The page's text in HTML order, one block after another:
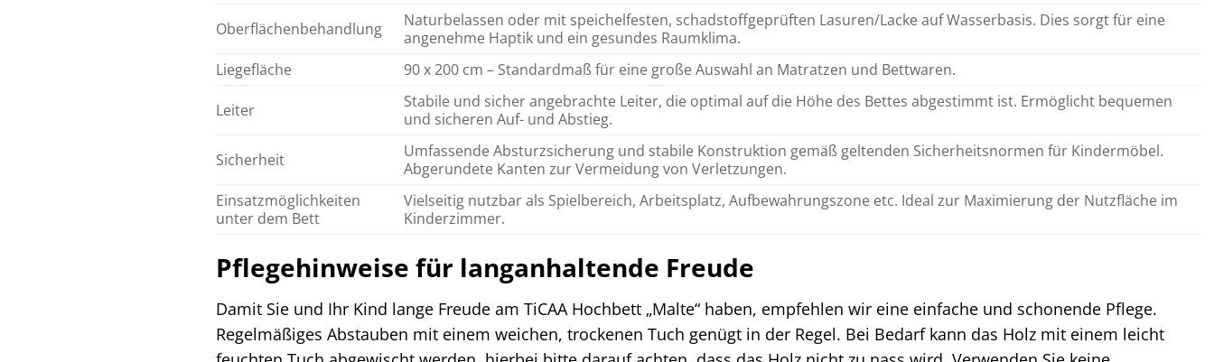
Oberflächenbehandlung
Naturbelassen oder mit speichelfesten, schadstoffgeprüften Lasuren/Lacke auf Wasserbasis. Dies sorgt für eine
angenehme Haptik und ein gesundes Raumklima.
Liegefläche
90 x 200 cm – Standardmaß für eine große Auswahl an Matratzen und Bettwaren.
Leiter
Stabile und sicher angebrachte Leiter, die optimal auf die Höhe des Bettes abgestimmt ist. Ermöglicht bequemen
und sicheren Auf- und Abstieg.
Sicherheit
Umfassende Absturzsicherung und stabile Konstruktion gemäß geltenden Sicherheitsnormen für Kindermöbel.
Abgerundete Kanten zur Vermeidung von Verletzungen.
Einsatzmöglichkeiten
unter dem Bett
Vielseitig nutzbar als Spielbereich, Arbeitsplatz, Aufbewahrungszone etc. Ideal zur Maximierung der Nutzfläche im
Kinderzimmer.
Pflegehinweise für langanhaltende Freude
Damit Sie und Ihr Kind lange Freude am TiCAA Hochbett „Malte“ haben, empfehlen wir eine einfache und schonende Pflege.
Regelmäßiges Abstauben mit einem weichen, trockenen Tuch genügt in der Regel. Bei Bedarf kann das Holz mit einem leicht